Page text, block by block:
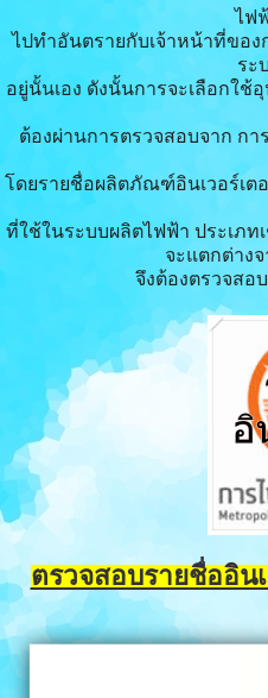
ไฟ
ไปทำอันตรายกับเจ้าหน้าที่ขอ
ระ
อยู่นั้นเอง ดังนั้นการจะเลือกใช้
ต้องผ่านการตรวจสอบจาก ก
โดยรายชื่อผลิตภัณฑ์อินเวอร์เ
ที่ใช้ในระบบผลิตไฟฟ้า ประเภ
จะแตกต่าง
จึงต้องตรวจสอ
ตรวจสอบรายชื่ออิน